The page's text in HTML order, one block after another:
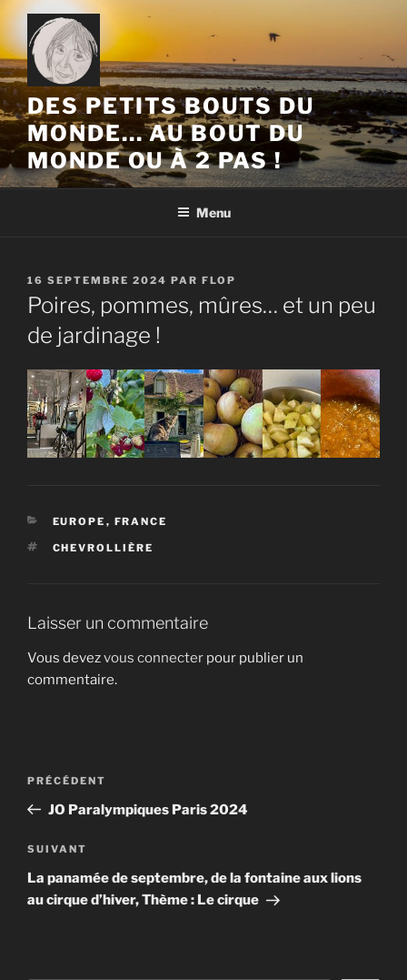
Aller
contenu
principal
DES PETITS BOUTS DU
MONDE… AU BOUT DU
MONDE OU À 2 PAS !
Menu
PUBLIÉ
LE
16 SEPTEMBRE 2024 PAR FLOP
Poires, pommes, mûres… et un peu
de jardinage !
CATÉGORIES
EUROPE , FRANCE
ÉTIQUETTES
CHEVROLLIÈRE
Laisser un commentaire
Vous devezvous connecter pour publier un
commentaire.
Navigation
l’article
Article
précédent
PRÉCÉDENT
JO Paralympiques Paris 2024
Article
suivant
SUIVANT
La panamée de septembre, de la fontaine aux lions
au cirque d’hiver, Thème : Le cirque